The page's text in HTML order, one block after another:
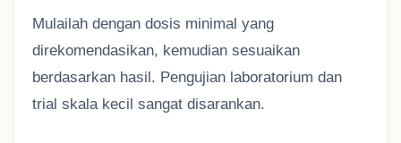
Mulailah dengan dosis minimal yang
direkomendasikan, kemudian sesuaikan
berdasarkan hasil. Pengujian laboratorium dan
trial skala kecil sangat disarankan.